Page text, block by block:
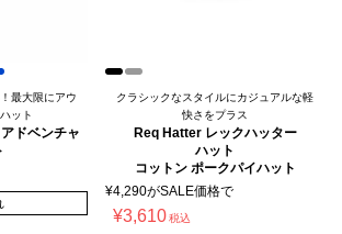
最大限にアウ
ット
ドベンチャ
クラシックなスタイルにカジュアルな軽
快さをプラス
Req Hatter レックハッター
ハット
コットン ポークパイハット
¥4,290がSALE価格で
¥3,610税込